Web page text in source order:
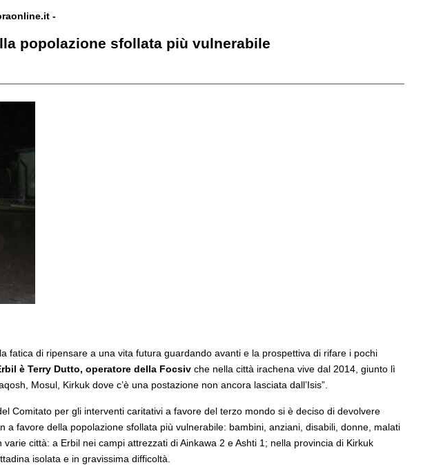
-
popolazione sfollata più vulnerabile
di ripensare a una vita futura guardando avanti e la prospettiva di rifare i pochi
è Terry Dutto, operatore della Focsivche nella città irachena vive dal 2014, giunto lì
Mosul, Kirkuk dove c’è una postazione non ancora lasciata dall’Isis”.
Comitato per gli interventi caritativi a favore del terzo mondo si è deciso di devolvere
favore della popolazione sfollata più vulnerabile: bambini, anziani, disabili, donne, malati
città: a Erbil nei campi attrezzati di Ainkawa 2 e Ashti 1; nella provincia di Kirkuk
isolata e in gravissima difficoltà.